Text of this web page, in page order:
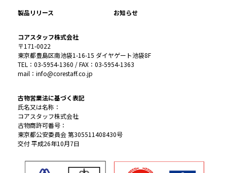
製品リリース
お知らせ
コアスタッフ株式会社
〒171-0022
東京都豊島区南池袋1-16-15 ダイヤゲート池袋8F
TEL：03-5954-1360 / FAX：03-5954-1363
mail：info@corestaff.co.jp
古物営業法に基づく表記
氏名又は名称：
コアスタッフ株式会社
古物商許可番号：
東京都公安委員会 第305511408430号
交付 平成26年10月7日